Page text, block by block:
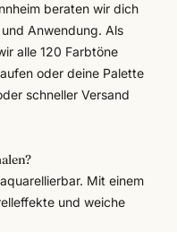
beraten wir dich
Anwendung. Als
alle 120 Farbtöne
oder deine Palette
schneller Versand
Mit einem
und weiche